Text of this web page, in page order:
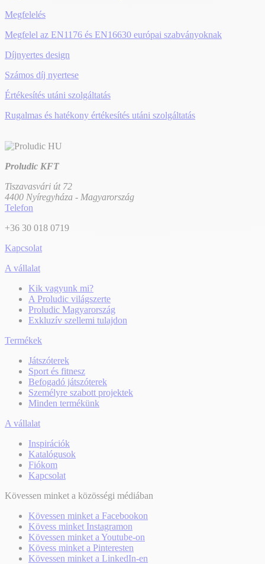
Megfelelés
Megfelel az EN1176 és EN16630 európai szabványoknak
Díjnyertes design
Számos díj nyertese
Értékesítés utáni szolgáltatás
Rugalmas és hatékony értékesítés utáni szolgáltatás
Proludic KFT
Tiszavasvári út 72
4400 Nyíregyháza - Magyarország
Telefon
+36 30 018 0719
Kapcsolat
A vállalat
Kik vagyunk mi?
A Proludic világszerte
Proludic Magyarország
Exkluzív szellemi tulajdon
Termékek
Játszóterek
Sport és fitnesz
Befogadó játszóterek
Személyre szabott projektek
Minden termékünk
A vállalat
Inspirációk
Katalógusok
Fiókom
Kapcsolat
Kövessen minket a közösségi médiában
Kövessen minket a Facebookon
Kövess minket Instagramon
Kövessen minket a Youtube-on
Kövess minket a Pinteresten
Kövessen minket a LinkedIn-en